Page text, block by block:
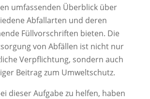
umfassenden Überblick über
Abfallarten und deren
Füllvorschriften bieten. Die
von Abfällen ist nicht nur
Verpflichtung, sondern auch
Beitrag zum Umweltschutz.
dieser Aufgabe zu helfen, haben